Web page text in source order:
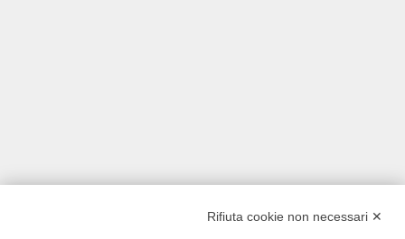
Rifiuta cookie non necessari ✕